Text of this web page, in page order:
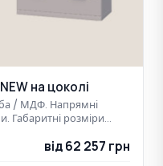
на цоколі
/ МДФ. Напрямні
Габаритні розміри…
від 62 257 грн